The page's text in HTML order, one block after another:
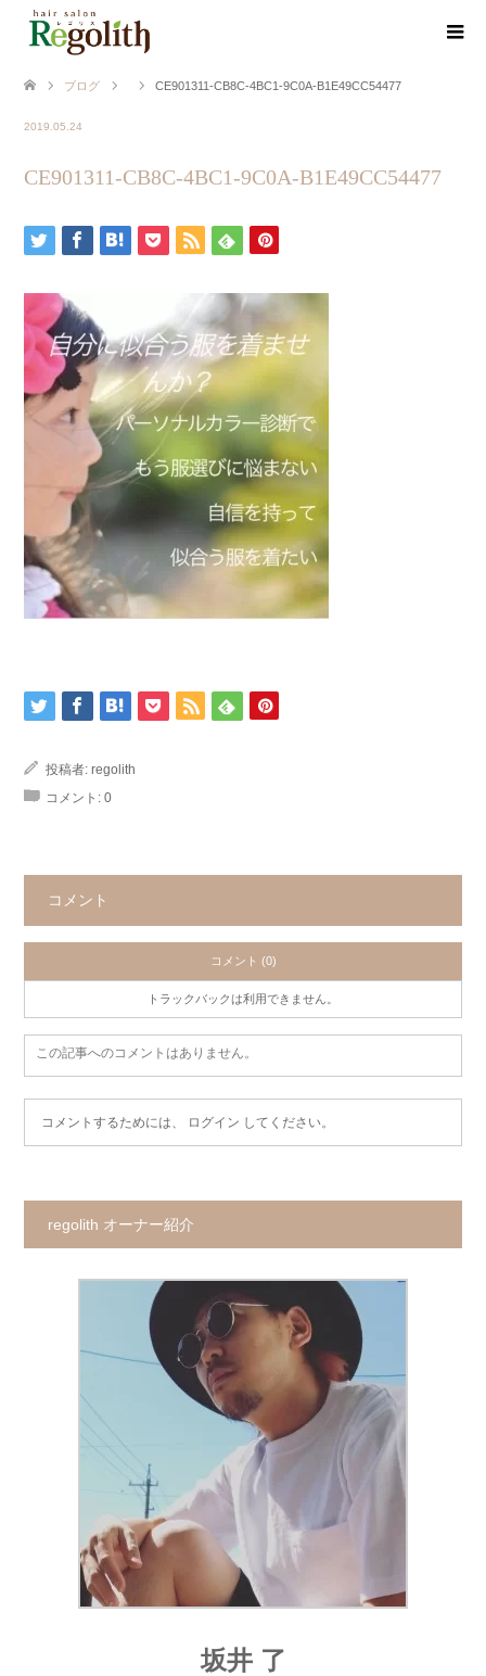
ブログ CE901311-CB8C-4BC1-9C0A-B1E49CC54477
2019.05.24
CE901311-CB8C-4BC1-9C0A-B1E49CC54477
投稿者: regolith
コメント: 0
コメント
コメント (0)
トラックバックは利用できません。
この記事へのコメントはありません。
コメントするためには、 ログイン してください。
regolith オーナー紹介
坂井 了